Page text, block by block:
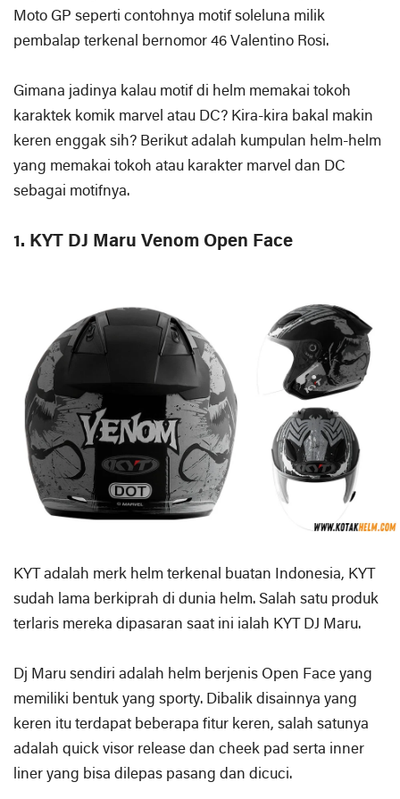
Moto GP seperti contohnya motif soleluna milik
pembalap terkenal bernomor 46 Valentino Rosi.
Gimana jadinya kalau motif di helm memakai tokoh
karaktek komik marvel atau DC? Kira-kira bakal makin
keren enggak sih? Berikut adalah kumpulan helm-helm
yang memakai tokoh atau karakter marvel dan DC
sebagai motifnya.
1. KYT DJ Maru Venom Open Face
KYT adalah merk helm terkenal buatan Indonesia, KYT
sudah lama berkiprah di dunia helm. Salah satu produk
terlaris mereka dipasaran saat ini ialah KYT DJ Maru.
Dj Maru sendiri adalah helm berjenis Open Face yang
memiliki bentuk yang sporty. Dibalik disainnya yang
keren itu terdapat beberapa fitur keren, salah satunya
adalah quick visor release dan cheek pad serta inner
liner yang bisa dilepas pasang dan dicuci.